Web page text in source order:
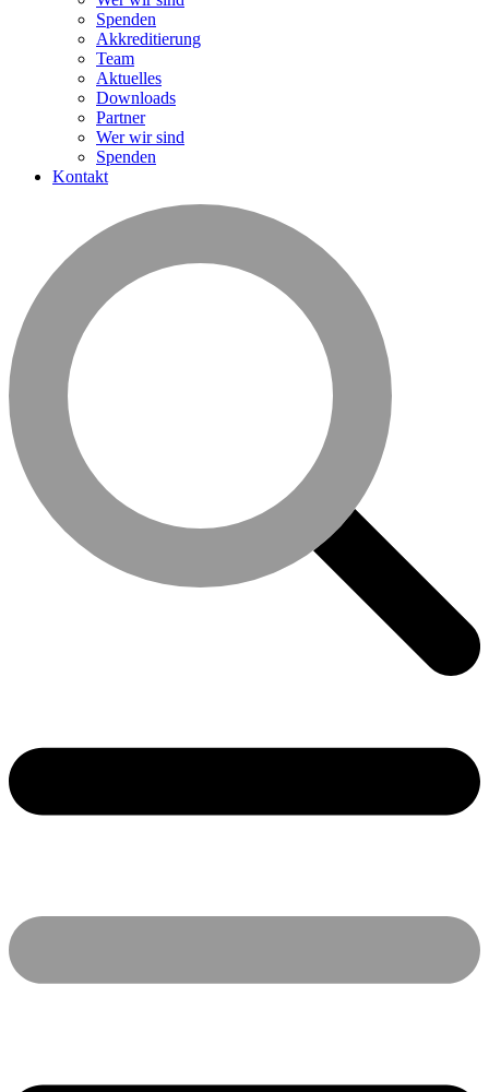
Spenden
Akkreditierung
Team
Aktuelles
Downloads
Partner
Wer wir sind
Spenden
Kontakt